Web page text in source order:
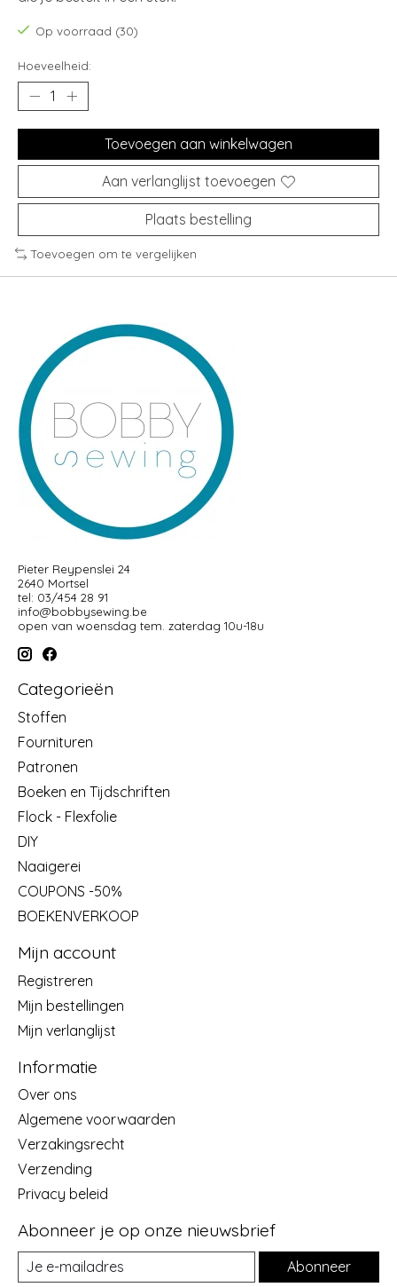
Op voorraad (30)
Hoeveelheid:
Toevoegen aan winkelwagen
Aan verlanglijst toevoegen
Plaats bestelling
Toevoegen om te vergelijken
Pieter Reypenslei 24
2640 Mortsel
tel: 03/454 28 91
info@bobbysewing.be
open van woensdag tem. zaterdag 10u-18u
Categorieën
Stoffen
Fournituren
Patronen
Boeken en Tijdschriften
Flock - Flexfolie
DIY
Naaigerei
COUPONS -50%
BOEKENVERKOOP
Mijn account
Registreren
Mijn bestellingen
Mijn verlanglijst
Informatie
Over ons
Algemene voorwaarden
Verzakingsrecht
Verzending
Privacy beleid
Abonneer je op onze nieuwsbrief
Abonneer